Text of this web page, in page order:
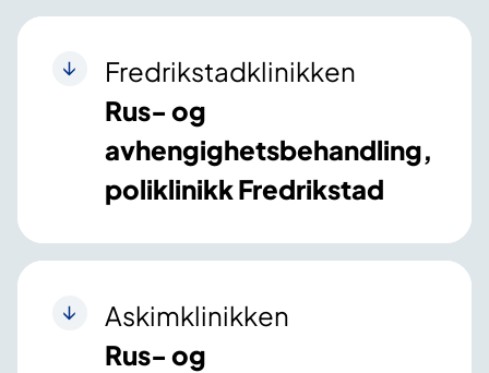
Fredrikstadklinikken
Rus- og
avhengighetsbehandling,
poliklinikk Fredrikstad
Askimklinikken
Rus- og